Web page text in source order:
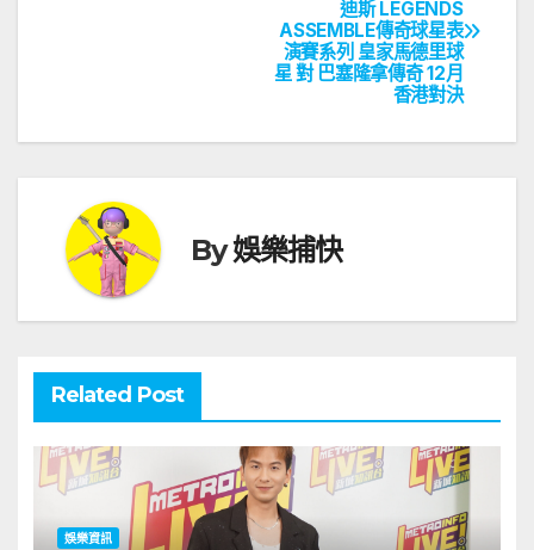
迪斯 LEGENDS
ASSEMBLE傳奇球星表
演賽系列 皇家馬德里球
星 對 巴塞隆拿傳奇 12月
香港對決
By娛樂捕快
Related Post
娛樂資訊